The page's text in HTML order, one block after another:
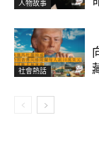
人物故事
社會熱話